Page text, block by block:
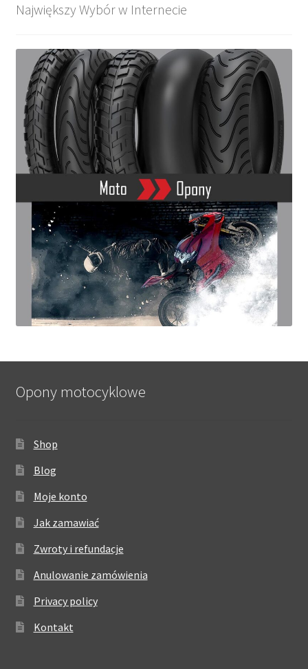
Największy Wybór w Internecie
Opony motocyklowe
Shop
Blog
Moje konto
Jak zamawiać
Zwroty i refundacje
Anulowanie zamówienia
Privacy policy
Kontakt